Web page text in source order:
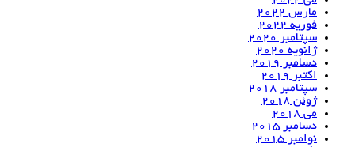
مارس 2022
فوریه 2022
سپتامبر 2020
ژانویه 2020
دسامبر 2019
اکتبر 2019
سپتامبر 2018
ژوئن 2018
می 2018
دسامبر 2015
نوامبر 2015